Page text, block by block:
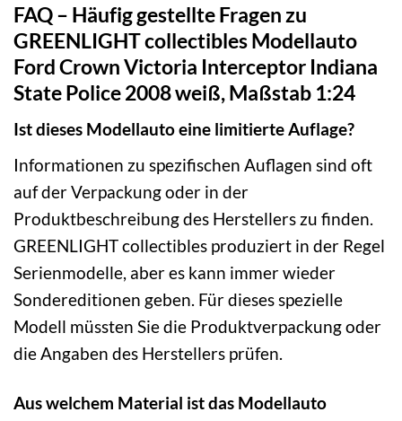
FAQ – Häufig gestellte Fragen zu
GREENLIGHT collectibles Modellauto
Ford Crown Victoria Interceptor Indiana
State Police 2008 weiß, Maßstab 1:24
Ist dieses Modellauto eine limitierte Auflage?
Informationen zu spezifischen Auflagen sind oft
auf der Verpackung oder in der
Produktbeschreibung des Herstellers zu finden.
GREENLIGHT collectibles produziert in der Regel
Serienmodelle, aber es kann immer wieder
Sondereditionen geben. Für dieses spezielle
Modell müssten Sie die Produktverpackung oder
die Angaben des Herstellers prüfen.
Aus welchem Material ist das Modellauto